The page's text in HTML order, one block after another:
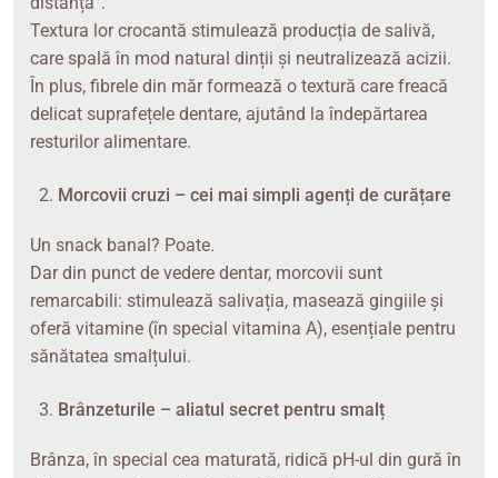
Textura lor crocantă stimulează producția de salivă,
care spală în mod natural dinții și neutralizează acizii.
În plus, fibrele din măr formează o textură care freacă
delicat suprafețele dentare, ajutând la îndepărtarea
resturilor alimentare.
Morcovii cruzi – cei mai simpli agenți de curățare
Un snack banal? Poate.
Dar din punct de vedere dentar, morcovii sunt
remarcabili: stimulează salivația, masează gingiile și
oferă vitamine (în special vitamina A), esențiale pentru
sănătatea smalțului.
Brânzeturile – aliatul secret pentru smalț
Brânza, în special cea maturată, ridică pH-ul din gură în